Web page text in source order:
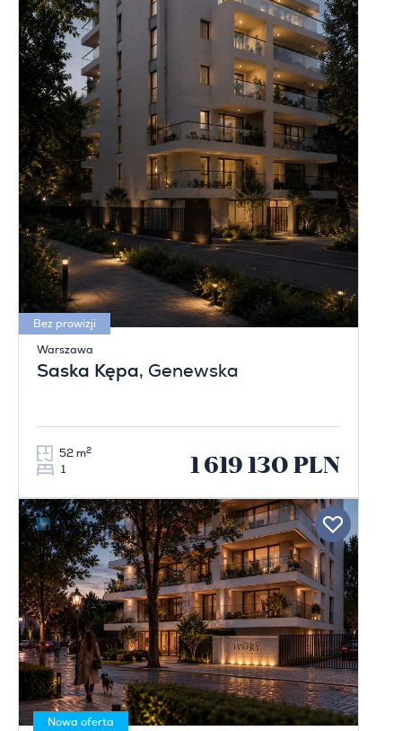
Bez prowizji
Warszawa
Saska Kępa, Genewska
52 m2
1 1 619 130 PLN
Nowa oferta